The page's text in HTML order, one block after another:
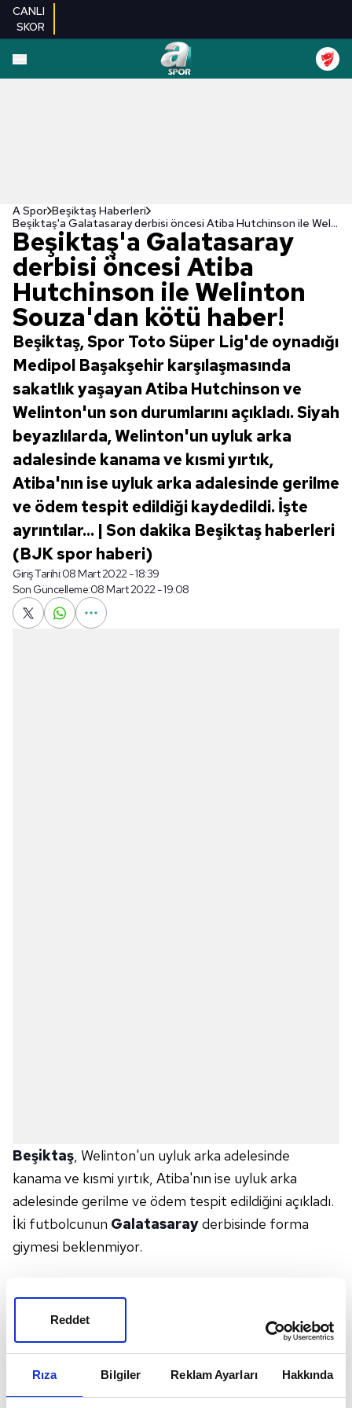
Rıza Bilgiler Reklam Ayarları Hakkında
Reddet
CANLI
SKOR
A Spor Beşiktaş Haberleri
Beşiktaş'a Galatasaray derbisi öncesi Atiba Hutchinson ile Welinton Souza'dan kötü haber!
Beşiktaş'a Galatasaray
derbisi öncesi Atiba
Hutchinson ile Welinton
Souza'dan kötü haber!
Beşiktaş, Spor Toto Süper Lig'de oynadığı
Medipol Başakşehir karşılaşmasında
sakatlık yaşayan Atiba Hutchinson ve
Welinton'un son durumlarını açıkladı. Siyah
beyazlılarda, Welinton'un uyluk arka
adalesinde kanama ve kısmi yırtık,
Atiba'nın ise uyluk arka adalesinde gerilme
ve ödem tespit edildiği kaydedildi. İşte
ayrıntılar... | Son dakika Beşiktaş haberleri
(BJK spor haberi)
Giriş Tarihi:08 Mart 2022 - 18:39
Son Güncelleme:08 Mart 2022 - 19:08
Beşiktaş, Welinton'un uyluk arka adelesinde
kanama ve kısmi yırtık, Atiba'nın ise uyluk arka
adelesinde gerilme ve ödem tespit edildiğini açıkladı.
İki futbolcunun Galatasarayderbisinde forma
giymesi beklenmiyor.
ilişkin açıklama yaptı. Siyah-beyazlıların dün oynadığı
Başakşehir müsabakasında oyuna devam edemeyen
Atiba'nın ise arka adelesinde gerilme ve ödem tespit